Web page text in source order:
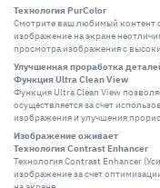
Технология PurColor
Смотрите ваш любимый контент
изображение на экране
просмотра изображения с
Улучшенная проработка
Функция Ultra Clean View
Функция Ultra Clean View
осуществляется за счет
изображения и улучшения
Изображение оживает
Технология Contrast Enhancer
Технология Contrast Enhancer
изображение за счет